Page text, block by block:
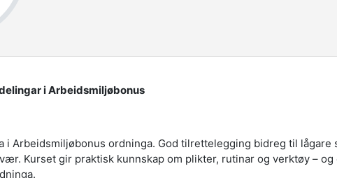
i Arbeidsmiljøbonus
i Arbeidsmiljøbonus ordninga. God tilrettelegging bidreg til
Kurset gir praktisk kunnskap om plikter, rutinar og verktøy – og